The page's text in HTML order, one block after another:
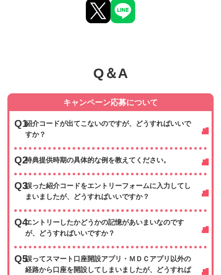
Q＆A
キャンペーン応募について
Q1紹介コードが出てこないのですが、どうすればいいで
すか？
Q2特典提供時期の具体的な例を教えてください。
Q3誤った紹介コードをエントリーフォームに入力してし
まいましたが、どうすればいいですか？
Q4エントリーしたかどうかの記憶があいまいなのです
が、どうすればいいですか？
Q5誤ってスマート口座開設アプリ・ＭＤＣアプリ以外の
経路から口座を開設してしまいましたが、どうすれば